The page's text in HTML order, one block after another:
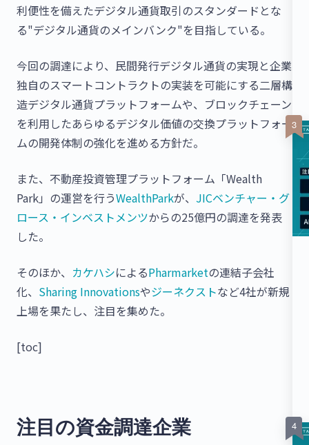
利便性を備えたデジタル通貨取引のスタンダードとな
る"デジタル通貨のメインバンク"を目指している。
今回の調達により、民間発行デジタル通貨の実現と企業
独自のスマートコントラクトの実装を可能にする二層構
造デジタル通貨プラットフォームや、ブロックチェーン
を利用したあらゆるデジタル価値の交換プラットフォー
ムの開発体制の強化を進める方針だ。
また、不動産投資管理プラットフォーム「Wealth
Park」の運営を行うWealthParkが、 JICベンチャー・グ
ロース・インベストメンツからの25億円の調達を発表
した。
そのほか、 カケハシによるPharmarketの連結子会社
化、 Sharing Innovationsやジーネクストなど4社が新規
上場を果たし、注目を集めた。
[toc]
注目の資金調達企業